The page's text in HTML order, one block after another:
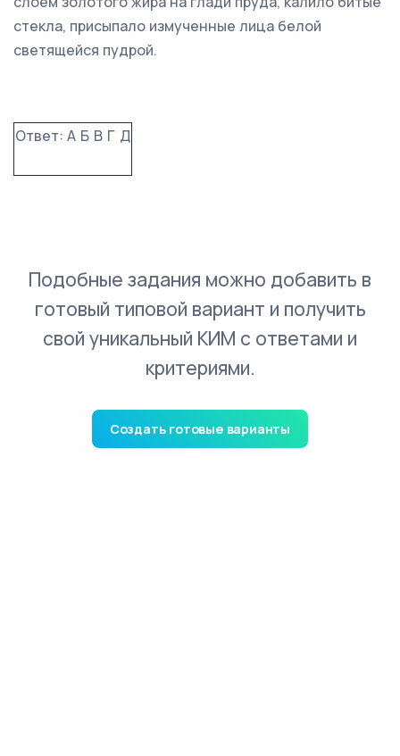
стекла, присыпало измученные лица белой
светящейся пудрой.
Ответ: А Б В Г Д
Подобные задания можно добавить в
готовый типовой вариант и получить
свой уникальный КИМ с ответами и
критериями.
Создать готовые варианты